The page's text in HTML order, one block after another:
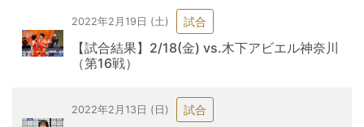
2022年2月19日 (土) 試合
【試合結果】2/18(金) vs.木下アビエル神奈川
（第16戦）
2022年2月13日 (日) 試合